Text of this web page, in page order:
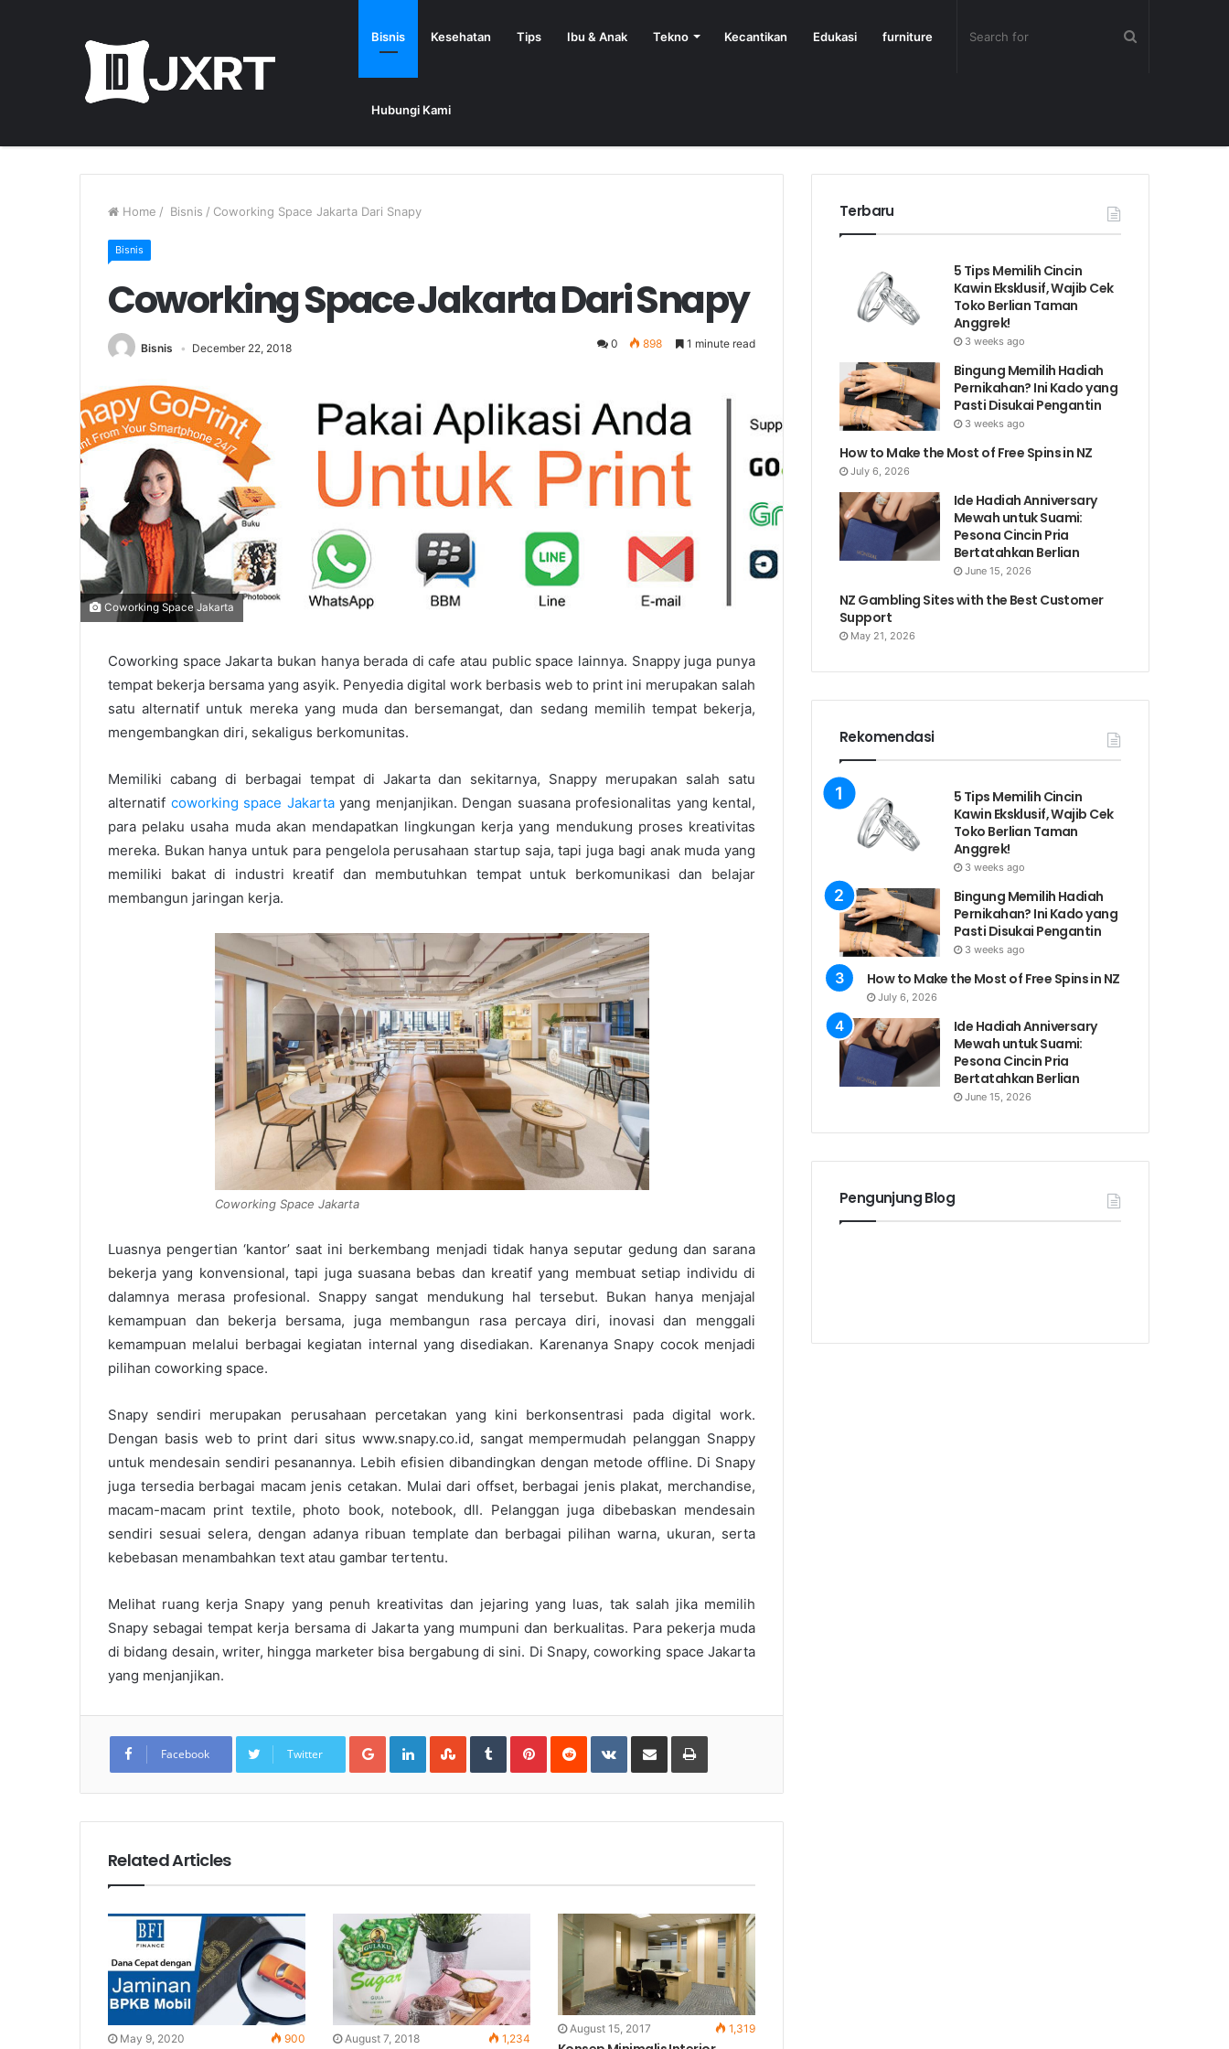
Bisnis Kesehatan Tips Ibu & Anak Tekno Kecantikan Edukasi furniture
Hubungi Kami
Home / Bisnis / Coworking Space Jakarta Dari Snapy
Bisnis
Coworking Space Jakarta Dari Snapy
Bisnis December 22, 2018 0 898 1 minute read
Coworking Space Jakarta
Coworking space Jakarta bukan hanya berada di cafe atau public space lainnya. Snappy juga punya
tempat bekerja bersama yang asyik. Penyedia digital work berbasis web to print ini merupakan salah
satu alternatif untuk mereka yang muda dan bersemangat, dan sedang memilih tempat bekerja,
mengembangkan diri, sekaligus berkomunitas.
Memiliki cabang di berbagai tempat di Jakarta dan sekitarnya, Snappy merupakan salah satu
alternatif coworking space Jakartayang menjanjikan. Dengan suasana profesionalitas yang kental,
para pelaku usaha muda akan mendapatkan lingkungan kerja yang mendukung proses kreativitas
mereka. Bukan hanya untuk para pengelola perusahaan startup saja, tapi juga bagi anak muda yang
memiliki bakat di industri kreatif dan membutuhkan tempat untuk berkomunikasi dan belajar
membangun jaringan kerja.
Coworking Space Jakarta
Luasnya pengertian ‘kantor’ saat ini berkembang menjadi tidak hanya seputar gedung dan sarana
bekerja yang konvensional, tapi juga suasana bebas dan kreatif yang membuat setiap individu di
dalamnya merasa profesional. Snappy sangat mendukung hal tersebut. Bukan hanya menjajal
kemampuan dan bekerja bersama, juga membangun rasa percaya diri, inovasi dan menggali
kemampuan melalui berbagai kegiatan internal yang disediakan. Karenanya Snapy cocok menjadi
pilihan coworking space.
Snapy sendiri merupakan perusahaan percetakan yang kini berkonsentrasi pada digital work.
Dengan basis web to print dari situs www.snapy.co.id, sangat mempermudah pelanggan Snappy
untuk mendesain sendiri pesanannya. Lebih efisien dibandingkan dengan metode offline. Di Snapy
juga tersedia berbagai macam jenis cetakan. Mulai dari offset, berbagai jenis plakat, merchandise,
macam-macam print textile, photo book, notebook, dll. Pelanggan juga dibebaskan mendesain
sendiri sesuai selera, dengan adanya ribuan template dan berbagai pilihan warna, ukuran, serta
kebebasan menambahkan text atau gambar tertentu.
Melihat ruang kerja Snapy yang penuh kreativitas dan jejaring yang luas, tak salah jika memilih
Snapy sebagai tempat kerja bersama di Jakarta yang mumpuni dan berkualitas. Para pekerja muda
di bidang desain, writer, hingga marketer bisa bergabung di sini. Di Snapy, coworking space Jakarta
yang menjanjikan.
Facebook Twitter
Google+LinkedInStumbleUpon
TumblrPinterestReddit VKontakteShare
Email
Print
Related Articles
May 9, 2020 900 August 7, 2018 1,234
August 15, 2017 1,319
Terbaru
5 Tips Memilih Cincin
Kawin Eksklusif, Wajib Cek
Toko Berlian Taman
Anggrek!
3 weeks ago
Bingung Memilih Hadiah
Pernikahan? Ini Kado yang
Pasti Disukai Pengantin
3 weeks ago
How to Make the Most of Free Spins in NZ
July 6, 2026
Ide Hadiah Anniversary
Mewah untuk Suami:
Pesona Cincin Pria
Bertatahkan Berlian
June 15, 2026
NZ Gambling Sites with the Best Customer
Support
May 21, 2026
Rekomendasi
5 Tips Memilih Cincin
Kawin Eksklusif, Wajib Cek
Toko Berlian Taman
Anggrek!
3 weeks ago
Bingung Memilih Hadiah
Pernikahan? Ini Kado yang
Pasti Disukai Pengantin
3 weeks ago
How to Make the Most of Free Spins in NZ
July 6, 2026
Ide Hadiah Anniversary
Mewah untuk Suami:
Pesona Cincin Pria
Bertatahkan Berlian
June 15, 2026
Pengunjung Blog